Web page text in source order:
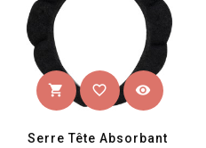
shopping_cart favorite_border visibility
Serre Tête Absorbant